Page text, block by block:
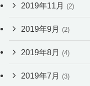
2019年11月 (2)
2019年9月 (2)
2019年8月 (4)
2019年7月 (3)